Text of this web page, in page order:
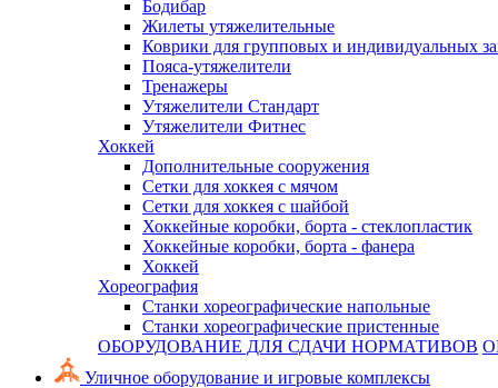
Бодибар
Жилеты утяжелительные
Коврики для групповых и индивидуальных
Пояса-утяжелители
Тренажеры
Утяжелители Стандарт
Утяжелители Фитнес
Хоккей
Дополнительные сооружения
Сетки для хоккея с мячом
Сетки для хоккея с шайбой
Хоккейные коробки, борта - стеклопластик
Хоккейные коробки, борта - фанера
Хоккей
Хореография
Станки хореографические напольные
Станки хореографические пристенные
ОБОРУДОВАНИЕ ДЛЯ СДАЧИ НОРМАТИВОВ
Уличное оборудование и игровые комплексы